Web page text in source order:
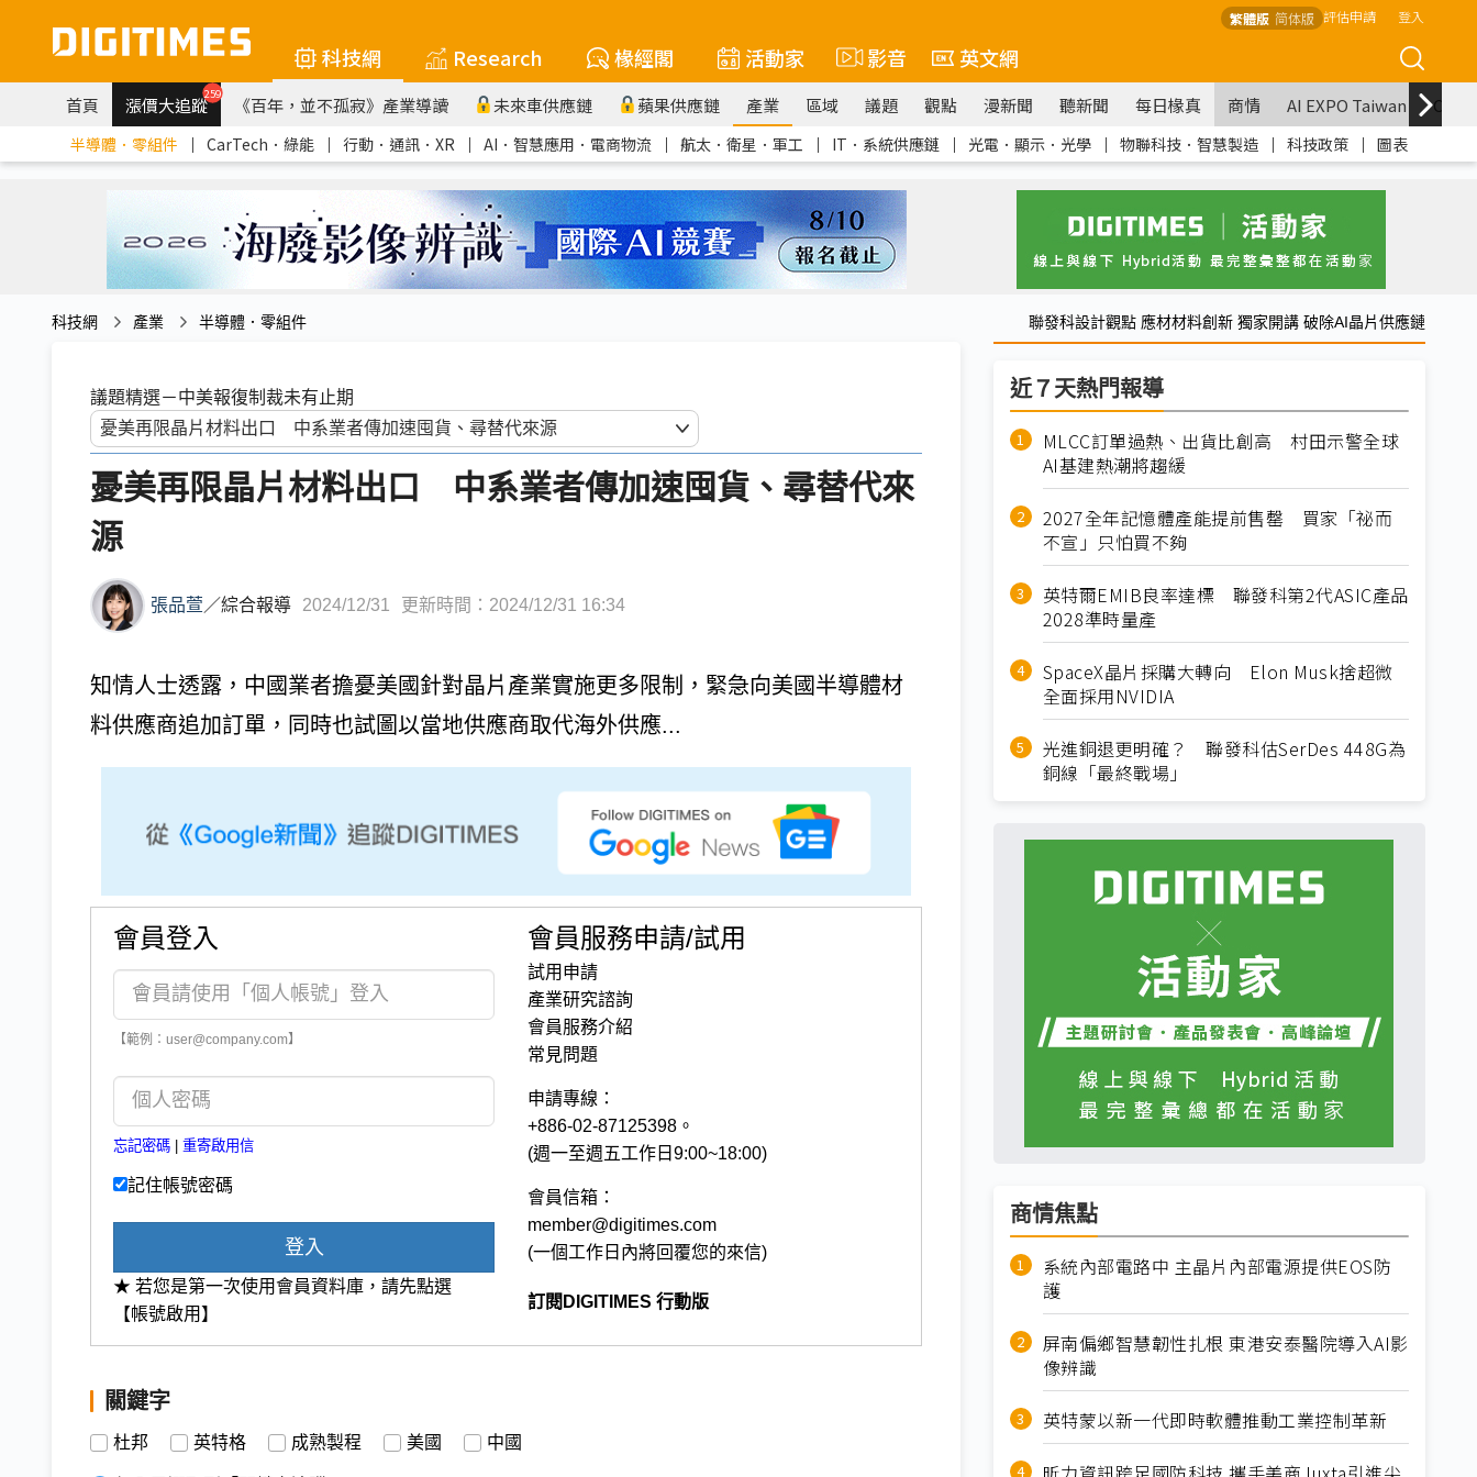
繁體版 简体版 評估申請 登入
科技網 Research 椽經閣 活動家 影音 英文網
首頁 漲價大追蹤259 《百年，並不孤寂》產業導讀 未來車供應鏈 蘋果供應鏈 產業 區域 議題 觀點 漫新聞 聽新聞 每日椽真 商情 AI EXPO Taiwan
半導體．零組件 ｜ CarTech．綠能 ｜ 行動．通訊．XR ｜ AI．智慧應用．電商物流 ｜ 航太．衛星．軍工 ｜ IT．系統供應鏈 ｜ 光電．顯示．光學 ｜ 物聯科技．智慧製造 ｜ 科技政策 ｜ 圖表
科技網 產業 半導體．零組件 聯發科設計觀點 應材材料創新 獨家開講 破除AI晶片供應鏈
議題精選－中美報復制裁未有止期
憂美再限晶片材料出口 中系業者傳加速囤貨、尋替代來
源
張品萱 ／綜合報導 2024/12/31 更新時間：2024/12/31 16:34
知情人士透露，中國業者擔憂美國針對晶片產業實施更多限制，緊急向美國半導體材
料供應商追加訂單，同時也試圖以當地供應商取代海外供應...
會員登入
【範例：user@company.com】
忘記密碼 重寄啟用信
記住帳號密碼
登入
★ 若您是第一次使用會員資料庫，請先點選
【帳號啟用】
會員服務申請/試用
試用申請
產業研究諮詢
會員服務介紹
常見問題
申請專線：
+886-02-87125398。
(週一至週五工作日9:00~18:00)
會員信箱：
member@digitimes.com
(一個工作日內將回覆您的來信)
訂閱DIGITIMES 行動版
關鍵字
杜邦 英特格 成熟製程 美國 中國
近７天熱門報導
MLCC訂單過熱、出貨比創高 村田示警全球
AI基建熱潮將趨緩
2027全年記憶體產能提前售罄 買家「祕而
不宣」只怕買不夠
英特爾EMIB良率達標 聯發科第2代ASIC產品
2028準時量產
SpaceX晶片採購大轉向 Elon Musk捨超微
全面採用NVIDIA
光進銅退更明確？ 聯發科估SerDes 448G為
銅線「最終戰場」
商情焦點
系統內部電路中 主晶片內部電源提供EOS防
護
屏南偏鄉智慧韌性扎根 東港安泰醫院導入AI影
像辨識
英特蒙以新一代即時軟體推動工業控制革新